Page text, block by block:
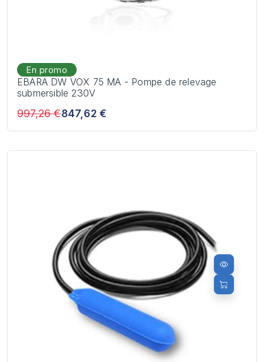
En promo
EBARA DW VOX 75 MA - Pompe de relevage
submersible 230V
997,26 €847,62 €